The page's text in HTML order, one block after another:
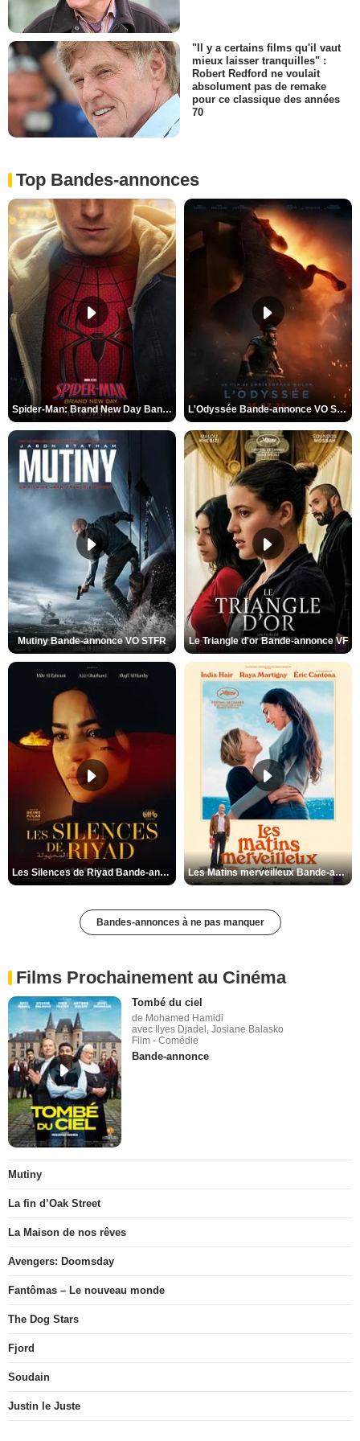
"Il y a certains films qu'il vaut
mieux laisser tranquilles" :
Robert Redford ne voulait
absolument pas de remake
pour ce classique des années
70
Top Bandes-annonces
Spider-Man: Brand New Day Bande-annonce VO STFR L'Odyssée Bande-annonce VO STFR
Mutiny Bande-annonce VO STFR Le Triangle d'or Bande-annonce VF
Les Silences de Riyad Bande-annonce VO STFR Les Matins merveilleux Bande-annonce VF
Bandes-annonces à ne pas manquer
Films Prochainement au Cinéma
Tombé du ciel
de Mohamed Hamidi
avec Ilyes Djadel, Josiane Balasko
Film - Comédie
Bande-annonce
Mutiny
La fin d’Oak Street
La Maison de nos rêves
Avengers: Doomsday
Fantômas – Le nouveau monde
The Dog Stars
Fjord
Soudain
Justin le Juste